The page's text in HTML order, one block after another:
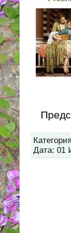
Дата: 01